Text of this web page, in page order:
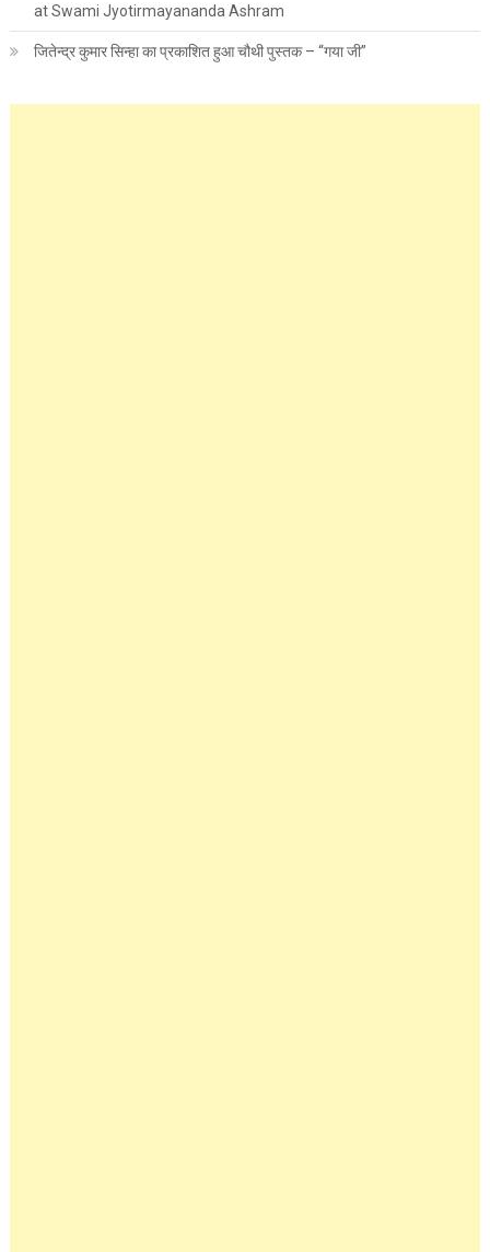
at Swami Jyotirmayananda Ashram
जितेन्द्र कुमार सिन्हा का प्रकाशित हुआ चौथी पुस्तक – “गया जी”